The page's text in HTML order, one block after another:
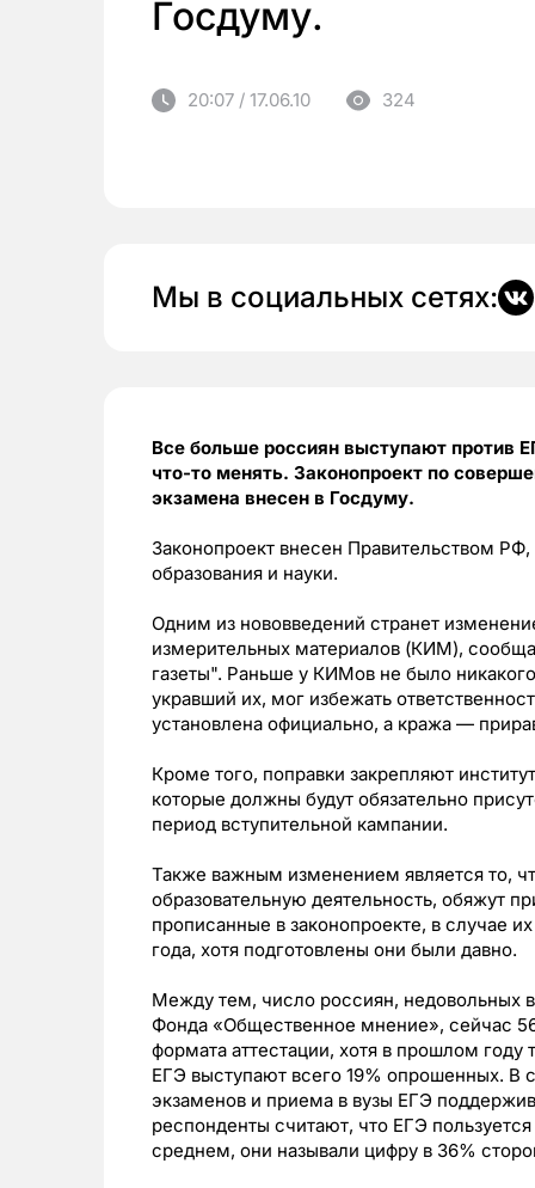
Госдуму.
20:07 / 17.06.10 324
Мы в социальных сетях:
Все больше россиян выступают против
что-то менять. Законопроект по
экзамена внесен в Госдуму.
Законопроект внесен Правительством
образования и науки.
Одним из нововведений странет
измерительных материалов (КИМ),
газеты". Раньше у КИМов не было
укравший их, мог избежать
установлена официально, а кража —
Кроме того, поправки закрепляют
которые должны будут обязательно
период вступительной кампании.
Также важным изменением является то,
образовательную деятельность, обяжут
прописанные в законопроекте, в случае
года, хотя подготовлены они были давно.
Между тем, число россиян, недовольных
Фонда «Общественное мнение», сейчас
формата аттестации, хотя в прошлом
ЕГЭ выступают всего 19% опрошенных. В
экзаменов и приема в вузы ЕГЭ
респонденты считают, что ЕГЭ
среднем, они называли цифру в 36%